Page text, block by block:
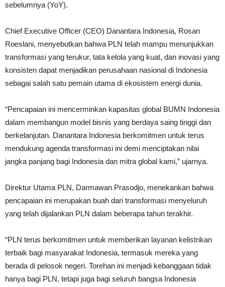
sebelumnya (YoY).
Chief Executive Officer (CEO) Danantara Indonesia, Rosan
Roeslani, menyebutkan bahwa PLN telah mampu menunjukkan
transformasi yang terukur, tata kelola yang kuat, dan inovasi yang
konsisten dapat menjadikan perusahaan nasional di Indonesia
sebagai salah satu pemain utama di ekosistem energi dunia.
“Pencapaian ini mencerminkan kapasitas global BUMN Indonesia
dalam membangun model bisnis yang berdaya saing tinggi dan
berkelanjutan. Danantara Indonesia berkomitmen untuk terus
mendukung agenda transformasi ini demi menciptakan nilai
jangka panjang bagi Indonesia dan mitra global kami,” ujarnya.
Direktur Utama PLN, Darmawan Prasodjo, menekankan bahwa
pencapaian ini merupakan buah dari transformasi menyeluruh
yang telah dijalankan PLN dalam beberapa tahun terakhir.
“PLN terus berkomitmen untuk memberikan layanan kelistrikan
terbaik bagi masyarakat Indonesia, termasuk mereka yang
berada di pelosok negeri. Torehan ini menjadi kebanggaan tidak
hanya bagi PLN, tetapi juga bagi seluruh bangsa Indonesia